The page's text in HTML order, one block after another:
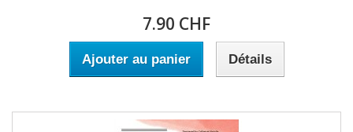
7.90 CHF
Ajouter au panier Détails